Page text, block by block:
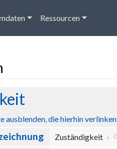
Ressourcen
ausblenden, die hierhin verlinken
Zuständigkeit +